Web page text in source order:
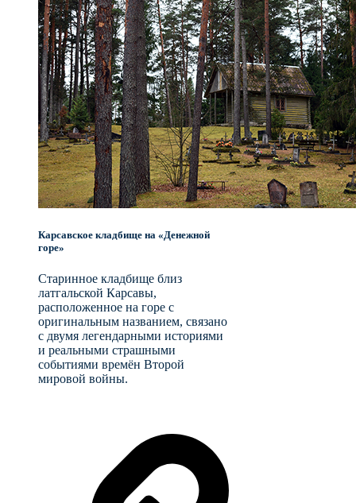
Карсавское кладбище на «Денежной
горе»
Старинное кладбище близ
латгальской Карсавы,
расположенное на горе с
оригинальным названием, связано
с двумя легендарными историями
и реальными страшными
событиями времён Второй
мировой войны.